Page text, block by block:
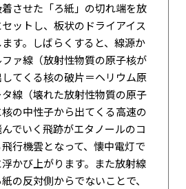
させた「ろ紙」の切れ端を放
ットし、板状のドライアイス
す。しばらくすると、線源か
ァ線（放射性物質の原子核が
てくる核の破片＝ヘリウム原
線（壊れた放射性物質の原子
の中性子から出てくる高速の
でいく飛跡がエタノールのコ
行機雲となって、懐中電灯で
かび上がります。また放射線
の反対側からでないことで、